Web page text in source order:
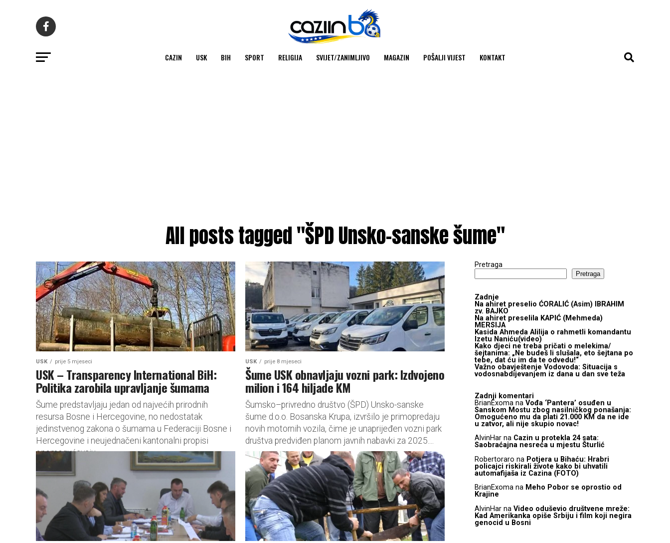
CAZIN USK BIH SPORT RELIGIJA SVIJET/ZANIMLJIVO MAGAZIN POŠALJI VIJEST KONTAKT
All posts tagged "ŠPD Unsko-sanske šume"
USK prije 5 mjeseci
USK – Transparency International BiH:
Politika zarobila upravljanje šumama
Šume predstavljaju jedan od najvećih prirodnih
resursa Bosne i Hercegovine, no nedostatak
jedinstvenog zakona o šumama u Federaciji Bosne i
Hercegovine i neujednačeni kantonalni propisi
onemogućavaju...
USK prije 8 mjeseci
Šume USK obnavljaju vozni park: Izdvojeno
milion i 164 hiljade KM
Šumsko–privredno društvo (ŠPD) Unsko-sanske
šume d.o.o. Bosanska Krupa, izvršilo je primopredaju
novih motornih vozila, čime je unaprijeđen vozni park
društva predviđen planom javnih nabavki za 2025....
Pretraga
Pretraga
Zadnje
Na ahiret preselio ĆORALIĆ (Asim) IBRAHIM
zv. BAJKO
Na ahiret preselila KAPIĆ (Mehmeda)
MERSIJA
Kasida Ahmeda Alilija o rahmetli komandantu
Izetu Naniću(video)
Kako djeci ne treba pričati o melekima/
šejtanima: „Ne budeš li slušala, eto šejtana po
tebe, dat ću im da te odvedu!“
Važno obavještenje Vodovoda: Situacija s
vodosnabdijevanjem iz dana u dan sve teža
Zadnji komentari
BrianExoma na Vođa ‘Pantera’ osuđen u
Sanskom Mostu zbog nasilničkog ponašanja:
Omogućeno mu da plati 21.000 KM da ne ide
u zatvor, ali nije skupio novac!
AlvinHar na Cazin u protekla 24 sata:
Saobraćajna nesreća u mjestu Šturlić
Robertoraro na Potjera u Bihaću: Hrabri
policajci riskirali živote kako bi uhvatili
automafijaša iz Cazina (FOTO)
BrianExoma na Meho Pobor se oprostio od
Krajine
AlvinHar na Video oduševio društvene mreže:
Kad Amerikanka opiše Srbiju i film koji negira
genocid u Bosni